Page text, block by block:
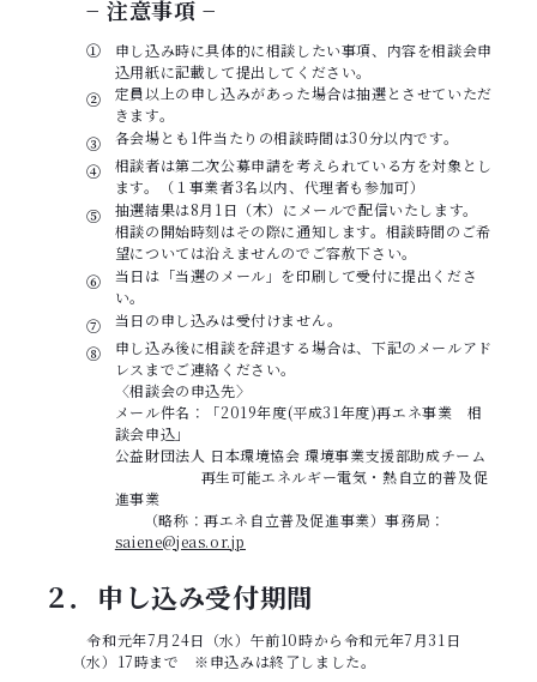
− 注意事項 −
①
申し込み時に具体的に相談したい事項、内容を相談会申
込用紙に記載して提出してください。
②
定員以上の申し込みがあった場合は抽選とさせていただ
きます。
③
各会場とも1件当たりの相談時間は30分以内です。
④
相談者は第二次公募申請を考えられている方を対象とし
ます。（１事業者3名以内、代理者も参加可）
⑤
抽選結果は8月1日（木）にメールで配信いたします。
相談の開始時刻はその際に通知します。相談時間のご希
望については沿えませんのでご容赦下さい。
⑥
当日は「当選のメール」を印刷して受付に提出くださ
い。
⑦
当日の申し込みは受付けません。
⑧
申し込み後に相談を辞退する場合は、下記のメールアド
レスまでご連絡ください。
〈相談会の申込先〉
メール件名：「2019年度(平成31年度)再エネ事業 相
談会申込」
公益財団法人 日本環境協会 環境事業支援部助成チーム
再生可能エネルギー電気・熱自立的普及促
進事業
（略称：再エネ自立普及促進事業）事務局：
saiene@jeas.or.jp
２．申し込み受付期間
令和元年7月24日（水）午前10時から令和元年7月31日
（水）17時まで ※申込みは終了しました。